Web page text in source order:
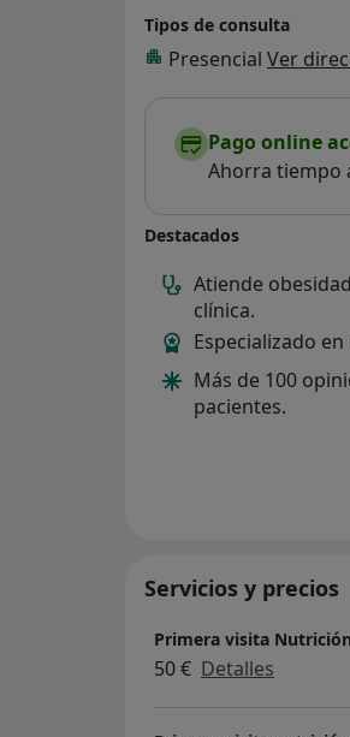
Tipos de consulta
Presencial Ver
Pago online
Ahorra tiempo
Destacados
Atiende
clínica.
Especializado
Más de 100
pacientes.
Servicios y precios
Primera visita
50 € Detalles